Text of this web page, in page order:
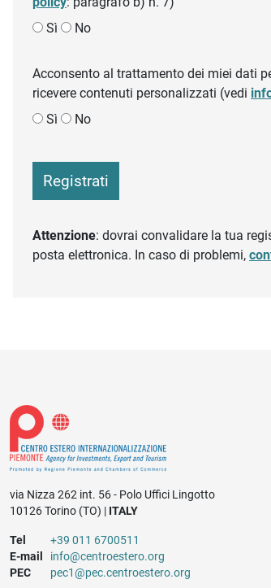
Sì
No
Acconsento al trattamento dei miei dati
ricevere contenuti personalizzati (vedi
Sì
No
Registrati
Attenzione: dovrai convalidare la tua
posta elettronica. In caso di problemi,
via Nizza 262 int. 56 - Polo Uffici Lingotto
10126 Torino (TO) | ITALY
Tel
+39 011 6700511
E-mail
info@centroestero.org
PEC
pec1@pec.centroestero.org